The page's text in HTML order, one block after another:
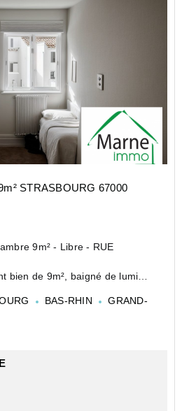
STRASBOURG 67000
bien de 9m², baigné de lumière
cet espace cosy et
les jeunes ...
BAS-RHIN
GRAND-